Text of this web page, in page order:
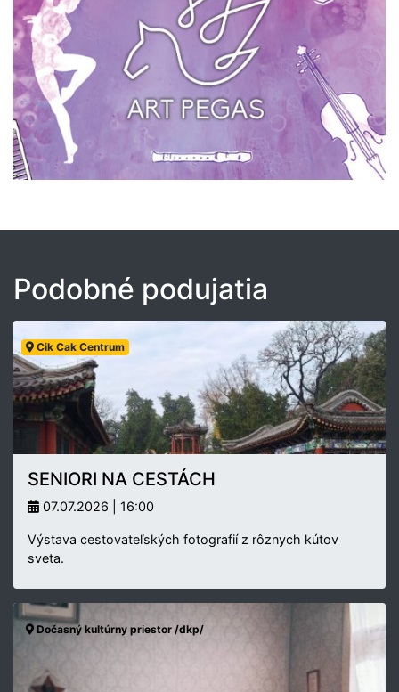
Podobné podujatia
Cik Cak Centrum
SENIORI NA CESTÁCH
07.07.2026 | 16:00
Výstava cestovateľských fotografií z rôznych kútov
sveta.
Dočasný kultúrny priestor /dkp/